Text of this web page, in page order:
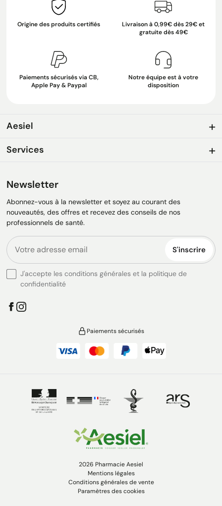
Origine des produits certifiés
Livraison à 0,99€ dès 29€ et
gratuite dès 49€
Paiements sécurisés via CB,
Apple Pay & Paypal
Notre équipe est à votre
disposition
Aesiel
Services
Newsletter
Abonnez-vous à la newsletter et soyez au courant des
nouveautés, des offres et recevez des conseils de nos
professionnels de santé.
S'inscrire
J'accepte les conditions générales et la politique de
confidentialité
Paiements sécurisés
2026 Pharmacie Aesiel
Mentions légales
Conditions générales de vente
Paramètres des cookies